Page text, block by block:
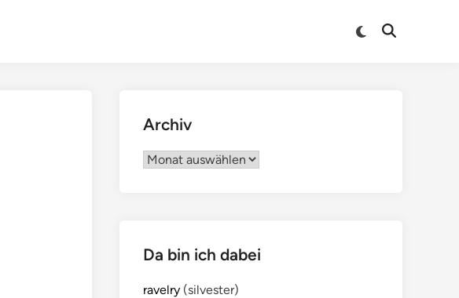
Archiv
Archiv
Da bin ich dabei
ravelry (silvester)